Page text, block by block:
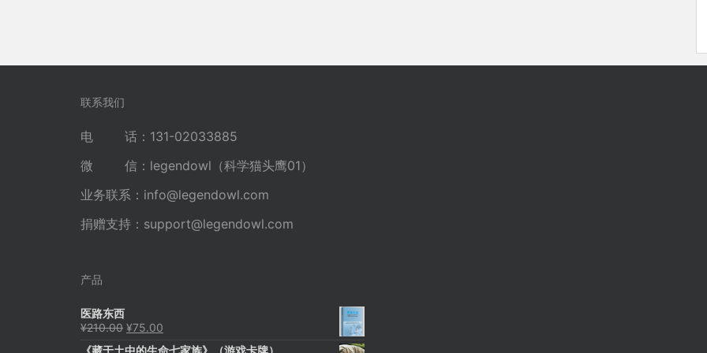
联系我们
电 话：131-02033885
微 信：legendowl（科学猫头鹰01）
业务联系： info@legendowl.com
捐赠支持： support@legendowl.com
产品
医路东西
¥210.00 原
¥75.00